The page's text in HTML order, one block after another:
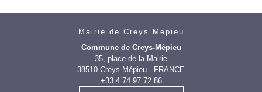
Mairie de Creys Mepieu
Commune de Creys-Mépieu
35, place de la Mairie
38510 Creys-Mépieu - FRANCE
+33 4 74 97 72 86